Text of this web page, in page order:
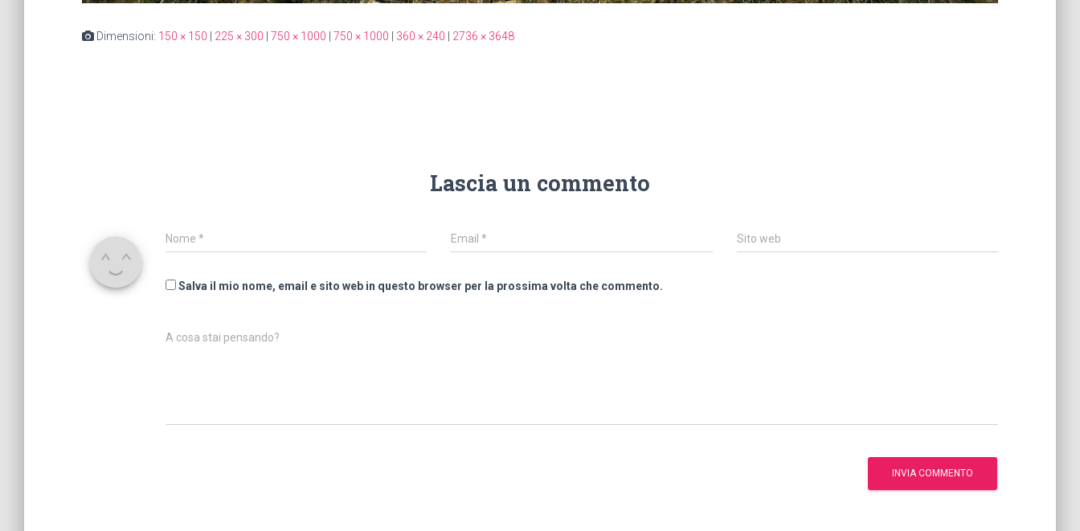
Dimensioni: 150 × 150 225 × 300 750 × 1000 750 × 1000 360 × 240 2736 × 3648
Lascia un commento
Nome * Email* Sito web
Salva il mio nome, email e sito web in questo browser per la prossima volta che commento.
A cosa stai pensando?